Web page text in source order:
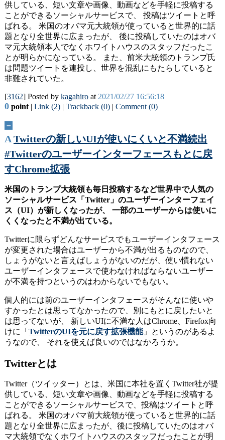
供している、短い文章や画像、動画などを手軽に投稿する
ことができるソーシャルサービスで、 投稿はツイートと呼
ばれる。 米国のオバマ元大統領が使っていると世界的に話
題となり全世界に広まったが、 後に投稿していたのはオバ
マ元大統領本人でなくホワイトハウスのスタッフだったこ
とが明らかになっている。 また、前米大統領のトランプ氏
は問題ツイートを連投し、世界を混乱にもたらしていると
非難されていた。
[3162] Posted by kagahiroat 2021/02/27 16:56:18
0point| Link (2)| Trackback (0)| Comment (0)
－
A Twitterの新しいUIが使いにくいと不満続出
#Twitterのユーザーインターフェースもとに戻
すChrome拡張
米国のトランプ大統領も毎日投稿するなど世界中で人気の
ソーシャルサービス「Twitter」のユーザーインターフェイ
ス（UI）が新しくなったが、 一部のユーザーからは使いに
くくなったと不満が出ている。
Twitterに限らずどんなサービスでもユーザーインタフェース
が変更された場合はユーザーから不満が出るものなので、
しょうがないと言えばしょうがないのだが、使い慣れない
ユーザーインタフェースで使わなければならないユーザー
が不満を持つというのはわからないでもない。
個人的には前のユーザーインタフェースがそんなに使いや
すかったとは思ってなかったので、別にもとに戻したいと
は思ってないが、 新しいUIに不満な人はChrome、Firefox向
けに「 TwitterのUIを元に戻す拡張機能」というのがあるよ
うなので、 それを使えば良いのではなかろうか。
Twitterとは
Twitter（ツイッター）とは、米国に本社を置くTwitter社が提
供している、短い文章や画像、動画などを手軽に投稿する
ことができるソーシャルサービスで、投稿はツイートと呼
ばれる。 米国のオバマ前大統領が使っていると世界的に話
題となり全世界に広まったが、後に投稿していたのはオバ
マ大統領でなくホワイトハウスのスタッフだったことが明